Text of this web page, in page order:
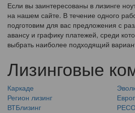
Если вы заинтересованы в лизинге
на нашем сайте. В течение одного
подготовим для вас предложения с
авансу и графику платежей, среди
выбрать наиболее подходящий
Лизинговые
Каркаде
Регион лизинг
ВТБлизинг